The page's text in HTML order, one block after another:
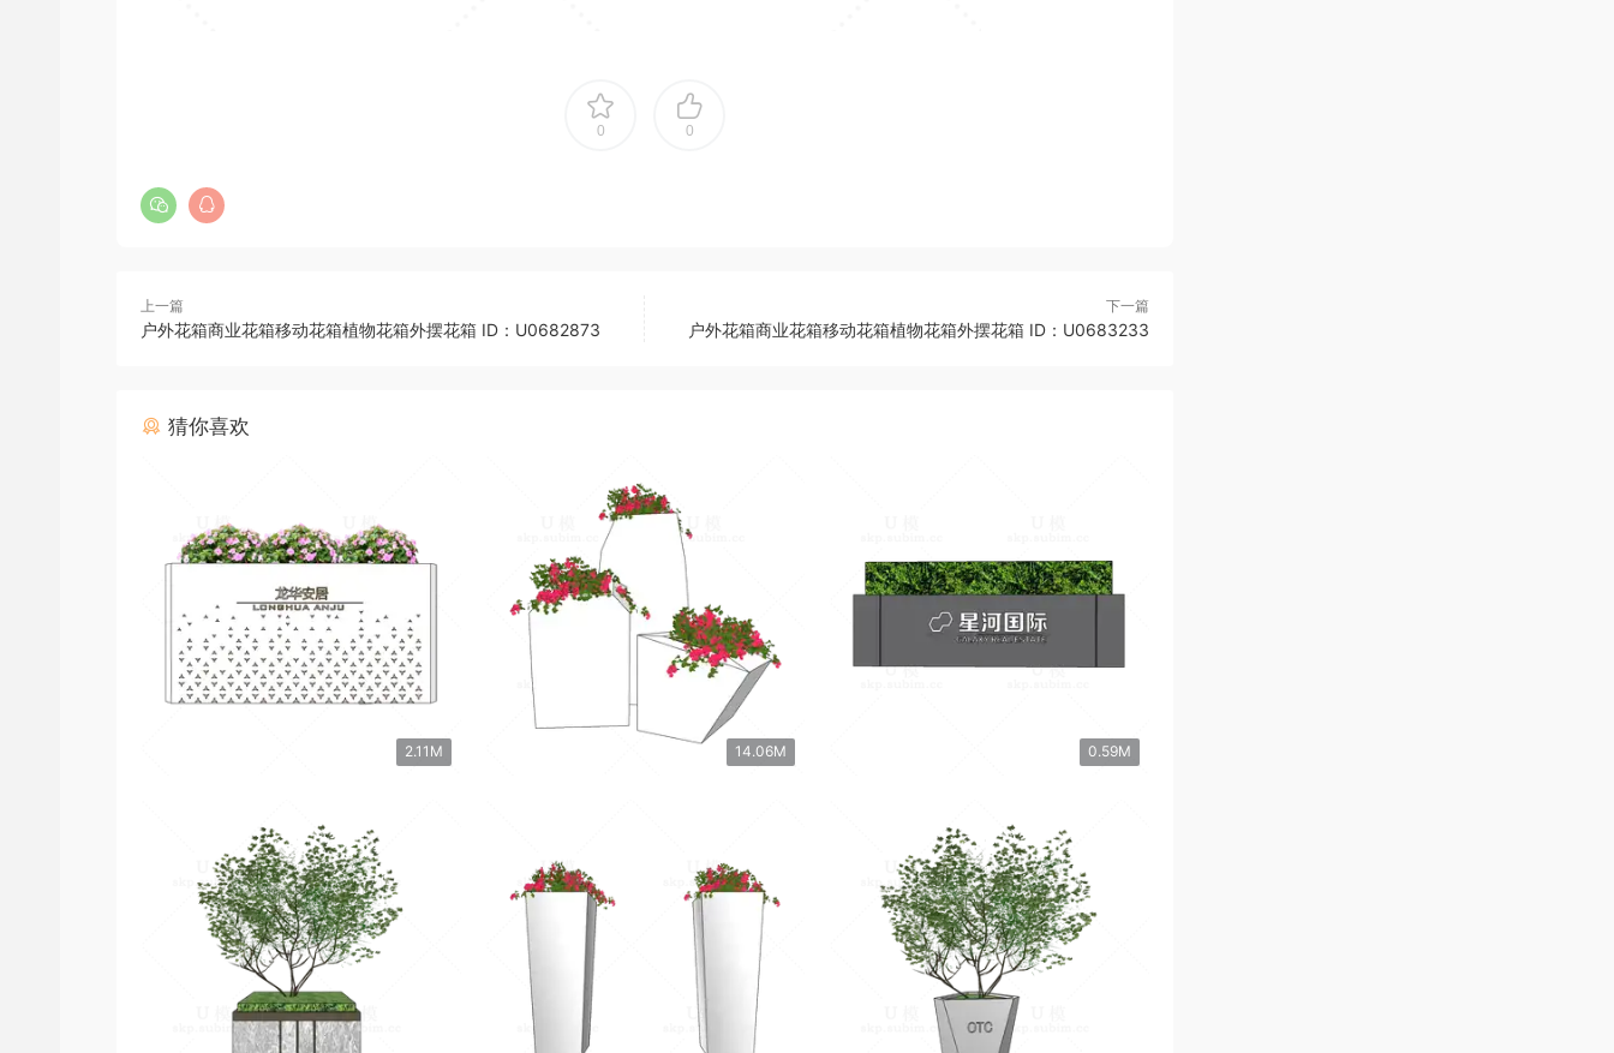
0 0
上一篇
户外花箱商业花箱移动花箱植物花箱外摆花箱 ID：U0682873
下一篇
户外花箱商业花箱移动花箱植物花箱外摆花箱 ID：U0683233
猜你喜欢
2.11M 14.06M 0.59M